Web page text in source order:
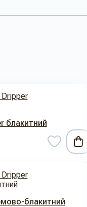
блакитний
блакитний